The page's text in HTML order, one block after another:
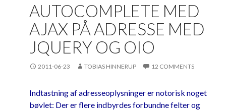
AUTOCOMPLETE MED
AJAX PÅ ADRESSE MED
JQUERY OG OIO
2011-06-23 TOBIAS HINNERUP 12 COMMENTS
Indtastning af adresseoplysninger er notorisk noget
bøvlet: Der er flere indbyrdes forbundne felter og